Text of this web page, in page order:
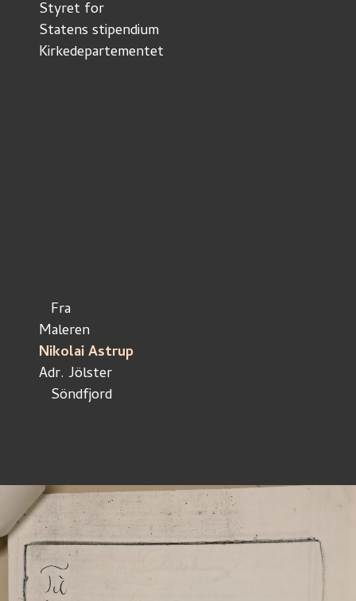
Styret for
Statens stipendium
Kirkedepartementet
   Fra
Maleren
Nikolai Astrup
Adr. Jölster
   Söndfjord